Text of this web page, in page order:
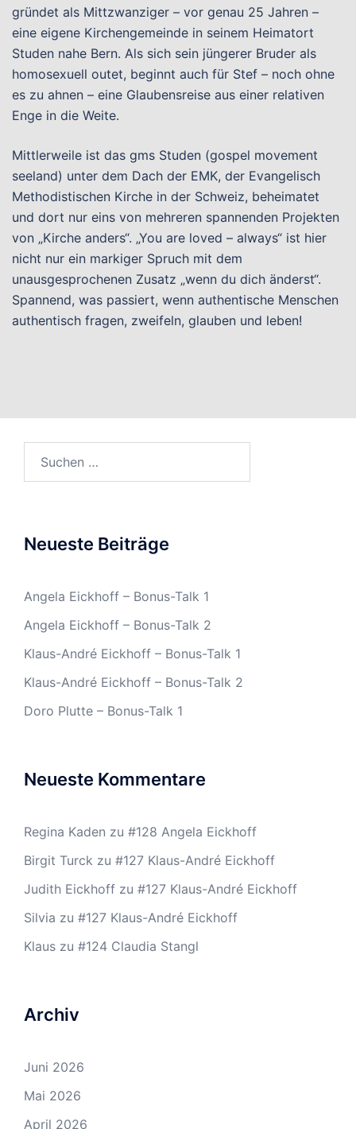
gründet als Mittzwanziger – vor genau 25 Jahren –
eine eigene Kirchengemeinde in seinem Heimatort
Studen nahe Bern. Als sich sein jüngerer Bruder als
homosexuell outet, beginnt auch für Stef – noch ohne
es zu ahnen – eine Glaubensreise aus einer relativen
Enge in die Weite.
Mittlerweile ist das gms Studen (gospel movement
seeland) unter dem Dach der EMK, der Evangelisch
Methodistischen Kirche in der Schweiz, beheimatet
und dort nur eins von mehreren spannenden Projekten
von „Kirche anders“. „You are loved – always“ ist hier
nicht nur ein markiger Spruch mit dem
unausgesprochenen Zusatz „wenn du dich änderst“.
Spannend, was passiert, wenn authentische Menschen
authentisch fragen, zweifeln, glauben und leben!
Neueste Beiträge
Angela Eickhoff – Bonus-Talk 1
Angela Eickhoff – Bonus-Talk 2
Klaus-André Eickhoff – Bonus-Talk 1
Klaus-André Eickhoff – Bonus-Talk 2
Doro Plutte – Bonus-Talk 1
Neueste Kommentare
Regina Kaden zu #128 Angela Eickhoff
Birgit Turck zu #127 Klaus-André Eickhoff
Judith Eickhoff zu #127 Klaus-André Eickhoff
Silvia zu #127 Klaus-André Eickhoff
Klaus zu #124 Claudia Stangl
Archiv
Juni 2026
Mai 2026
April 2026